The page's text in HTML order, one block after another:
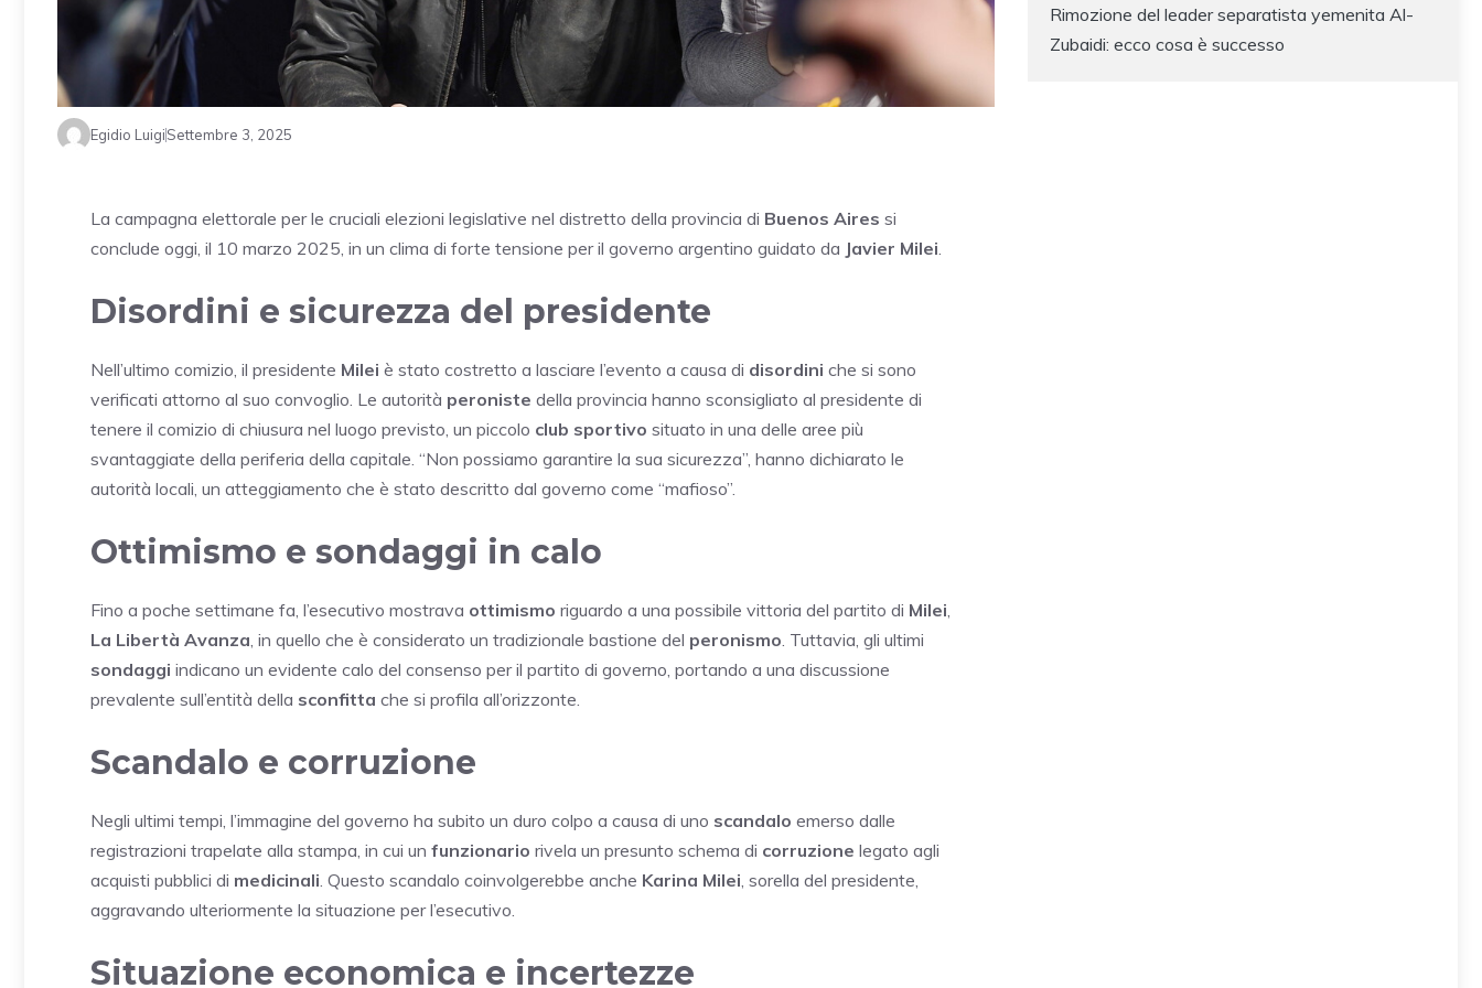
Egidio LuigiSettembre 3, 2025
La campagna elettorale per le cruciali elezioni legislative nel distretto della provincia di Buenos Aires si
conclude oggi, il 10 marzo 2025, in un clima di forte tensione per il governo argentino guidato da Javier Milei.
Disordini e sicurezza del presidente
Nell’ultimo comizio, il presidente Milei è stato costretto a lasciare l’evento a causa di disordini che si sono
verificati attorno al suo convoglio. Le autorità peroniste della provincia hanno sconsigliato al presidente di
tenere il comizio di chiusura nel luogo previsto, un piccolo club sportivo situato in una delle aree più
svantaggiate della periferia della capitale. “Non possiamo garantire la sua sicurezza”, hanno dichiarato le
autorità locali, un atteggiamento che è stato descritto dal governo come “mafioso”.
Ottimismo e sondaggi in calo
Fino a poche settimane fa, l’esecutivo mostrava ottimismo riguardo a una possibile vittoria del partito di Milei,
La Libertà Avanza, in quello che è considerato un tradizionale bastione del peronismo. Tuttavia, gli ultimi
sondaggi indicano un evidente calo del consenso per il partito di governo, portando a una discussione
prevalente sull’entità della sconfitta che si profila all’orizzonte.
Scandalo e corruzione
Negli ultimi tempi, l’immagine del governo ha subito un duro colpo a causa di uno scandalo emerso dalle
registrazioni trapelate alla stampa, in cui un funzionario rivela un presunto schema di corruzione legato agli
acquisti pubblici di medicinali. Questo scandalo coinvolgerebbe anche Karina Milei, sorella del presidente,
aggravando ulteriormente la situazione per l’esecutivo.
Situazione economica e incertezze
Rimozione del leader separatista yemenita Al-
Zubaidi: ecco cosa è successo